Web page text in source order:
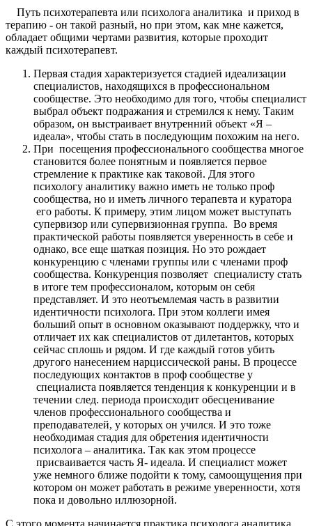
Путь психотерапевта или психолога аналитика и приход в
терапию - он такой разный, но при этом, как мне кажется,
обладает общими чертами развития, которые проходит
каждый психотерапевт.
Первая стадия характеризуется стадией идеализации
специалистов, находящихся в профессиональном
сообществе. Это необходимо для того, чтобы специалист
выбрал объект подражания и стремился к нему. Таким
образом, он выстраивает внутренний объект «Я –
идеала», чтобы стать в последующим похожим на него.
При посещения профессионального сообщества многое
становится более понятным и появляется первое
стремление к практике как таковой. Для этого
психологу аналитику важно иметь не только проф
сообщества, но и иметь личного терапевта и куратора
его работы. К примеру, этим лицом может выступать
супервизор или супервизионная группа. Во время
практической работы появляется уверенность в себе и
однако, все еще шаткая позиция. Но это рождает
конкуренцию с членами группы или с членами проф
сообщества. Конкуренция позволяет специалисту стать
в итоге тем профессионалом, которым он себя
представляет. И это неотъемлемая часть в развитии
идентичности психолога. При этом коллеги имея
больший опыт в основном оказывают поддержку, что и
отличает их как специалистов от дилетантов, которых
сейчас сплошь и рядом. И где каждый готов убить
другого нанесением нарциссической раны. В процессе
последующих контактов в проф сообществе у
специалиста появляется тенденция к конкуренции и в
течении след. периода происходит обесценивание
членов профессионального сообщества и
преподавателей, у которых он учился. И это тоже
необходимая стадия для обретения идентичности
психолога – аналитика. Так как этом процессе
присваивается часть Я- идеала. И специалист может
уже немного ближе подойти к тому, самоощущения при
котором он может работать в режиме уверенности, хотя
пока и довольно иллюзорной.
С этого момента начинается практика психолога аналитика,